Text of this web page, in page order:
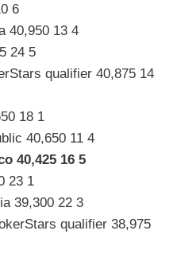
6
40,950 13 4
24 5
qualifier 40,875 14
18 1
40,650 11 4
40,425 16 5
23 1
39,300 22 3
qualifier 38,975